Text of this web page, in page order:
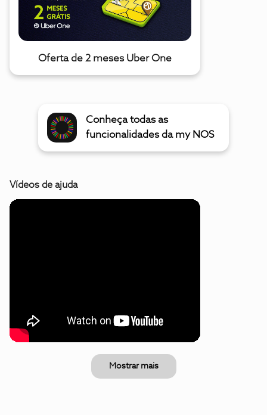
Oferta de 2 meses Uber One
Conheça todas as
funcionalidades da my NOS
Vídeos de ajuda
Mostrar mais